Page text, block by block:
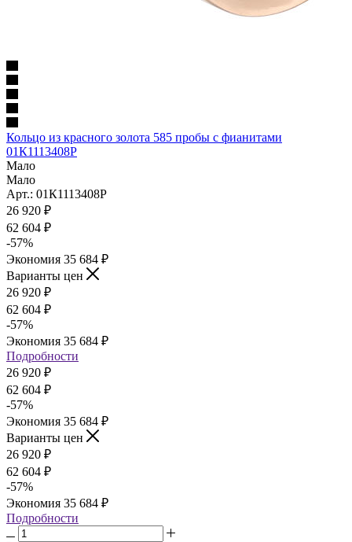
Кольцо из красного золота 585 пробы с фианитами
01К1113408Р
Мало
Мало
Арт.: 01К1113408Р
26 920 ₽
62 604 ₽
-57%
Экономия 35 684 ₽
Варианты цен
26 920 ₽
62 604 ₽
-57%
Экономия 35 684 ₽
Подробности
26 920 ₽
62 604 ₽
-57%
Экономия 35 684 ₽
Варианты цен
26 920 ₽
62 604 ₽
-57%
Экономия 35 684 ₽
Подробности